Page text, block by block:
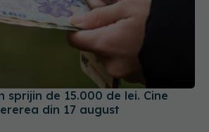
sprijin de 15.000 de lei. Cine
din 17 august